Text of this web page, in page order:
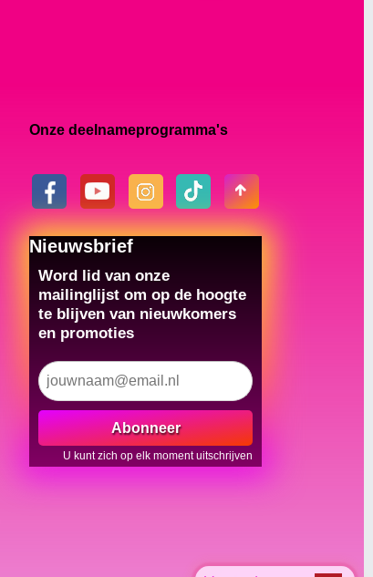
Onze deelnameprogramma's
Nieuwsbrief
Word lid van onze
mailinglijst om op de hoogte
te blijven van nieuwkomers
en promoties
Abonneer
U kunt zich op elk moment uitschrijven